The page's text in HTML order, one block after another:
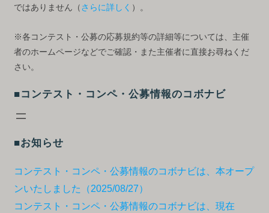
ではありません（ さらに詳しく ）。
※各コンテスト・公募の応募規約等の詳細等については、主催
者のホームページなどでご確認・また主催者に直接お尋ねくだ
さい。
■コンテスト・コンペ・公募情報のコボナビ
■お知らせ
コンテスト・コンペ・公募情報のコボナビは、本オープ
ンいたしました（2025/08/27）
コンテスト・コンペ・公募情報のコボナビは、現在